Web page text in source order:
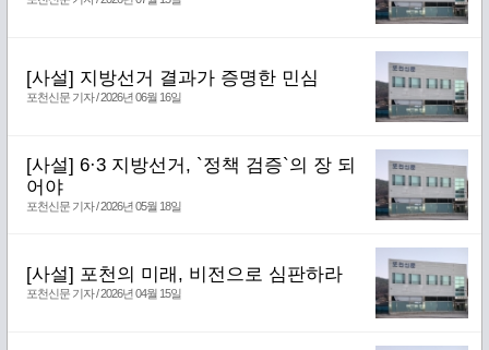
[사설] 지방선거 결과가 증명한 민심
포천신문 기자 / 2026년 06월 16일
[사설] 6·3 지방선거, `정책 검증`의 장 되
어야
포천신문 기자 / 2026년 05월 18일
[사설] 포천의 미래, 비전으로 심판하라
포천신문 기자 / 2026년 04월 15일